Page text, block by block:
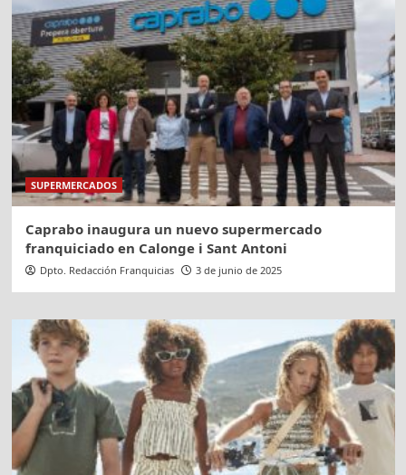
SUPERMERCADOS
Caprabo inaugura un nuevo supermercado
franquiciado en Calonge i Sant Antoni
Dpto. Redacción Franquicias 3 de junio de 2025